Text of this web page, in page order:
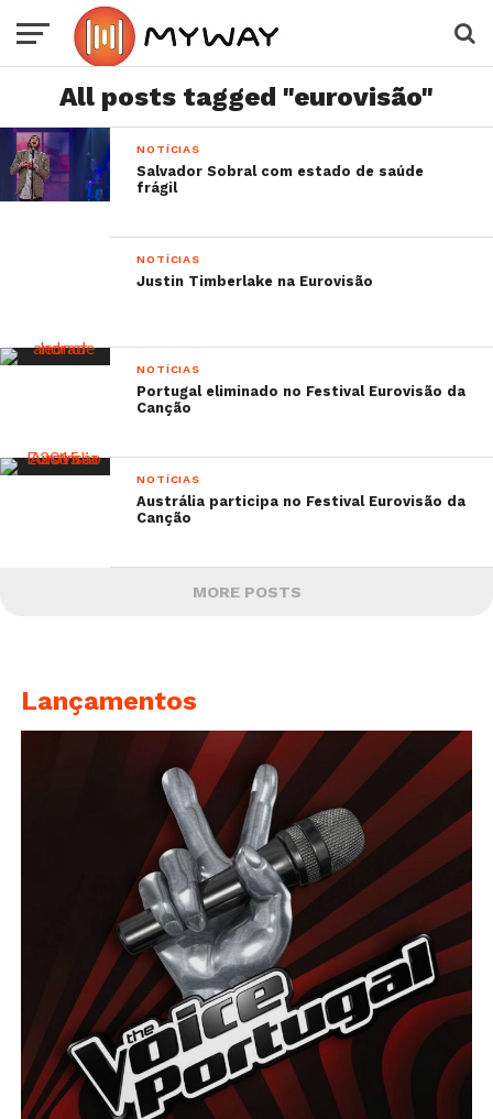
All posts tagged "eurovisão"
NOTÍCIAS
Salvador Sobral com estado de saúde
frágil
NOTÍCIAS
Justin Timberlake na Eurovisão
NOTÍCIAS
Portugal eliminado no Festival Eurovisão da
Canção
NOTÍCIAS
Austrália participa no Festival Eurovisão da
Canção
MORE POSTS
Lançamentos